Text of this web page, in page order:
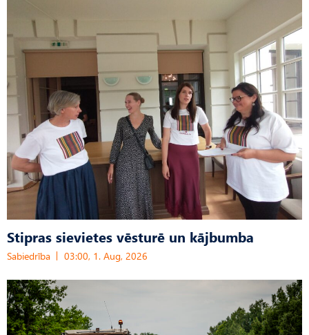
Stipras sievietes vēsturē un kājbumba
Sabiedrība 03:00, 1. Aug, 2026